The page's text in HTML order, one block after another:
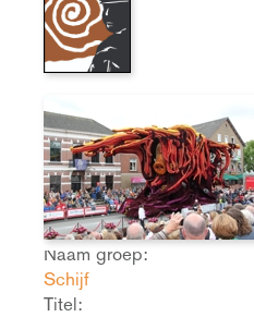
Naam groep:
Schijf
Titel: